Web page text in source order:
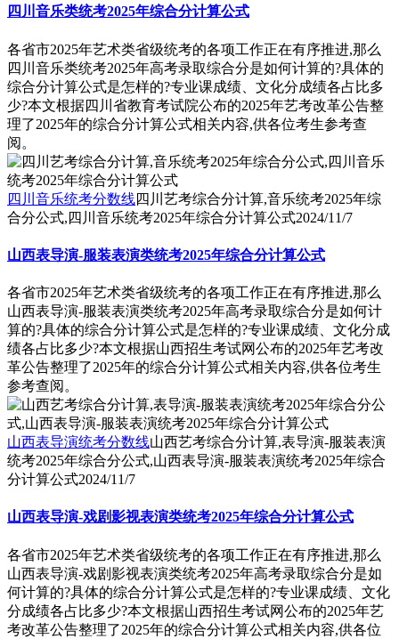
四川音乐类统考2025年综合分计算公式
各省市2025年艺术类省级统考的各项工作正在有序推进,那么
四川音乐类统考2025年高考录取综合分是如何计算的?具体的
综合分计算公式是怎样的?专业课成绩、文化分成绩各占比多
少?本文根据四川省教育考试院公布的2025年艺考改革公告整
理了2025年的综合分计算公式相关内容,供各位考生参考查
阅。
四川音乐统考分数线四川艺考综合分计算,音乐统考2025年综
合分公式,四川音乐统考2025年综合分计算公式2024/11/7
山西表导演-服装表演类统考2025年综合分计算公式
各省市2025年艺术类省级统考的各项工作正在有序推进,那么
山西表导演-服装表演类统考2025年高考录取综合分是如何计
算的?具体的综合分计算公式是怎样的?专业课成绩、文化分成
绩各占比多少?本文根据山西招生考试网公布的2025年艺考改
革公告整理了2025年的综合分计算公式相关内容,供各位考生
参考查阅。
山西表导演统考分数线山西艺考综合分计算,表导演-服装表演
统考2025年综合分公式,山西表导演-服装表演统考2025年综合
分计算公式2024/11/7
山西表导演-戏剧影视表演类统考2025年综合分计算公式
各省市2025年艺术类省级统考的各项工作正在有序推进,那么
山西表导演-戏剧影视表演类统考2025年高考录取综合分是如
何计算的?具体的综合分计算公式是怎样的?专业课成绩、文化
分成绩各占比多少?本文根据山西招生考试网公布的2025年艺
考改革公告整理了2025年的综合分计算公式相关内容,供各位